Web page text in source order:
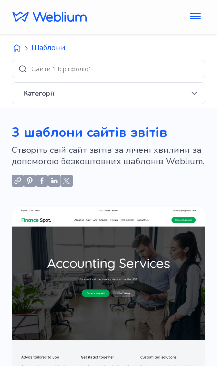
Шаблони
Сайти 'Портфоліо'
Категорії
3 шаблони сайтів звітів
Створіть свій сайт звітів за лічені хвилини за
допомогою безкоштовних шаблонів Weblium.